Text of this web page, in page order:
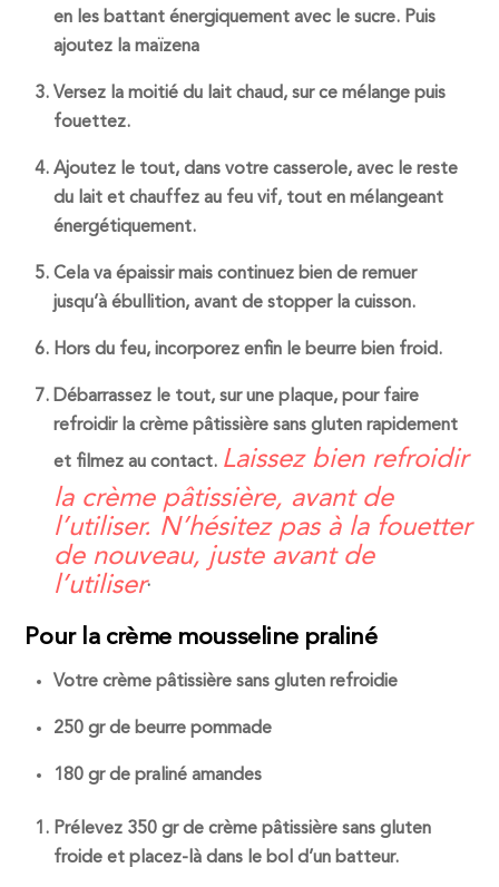
en les battant énergiquement avec le sucre. Puis
ajoutez la maïzena
Versez la moitié du lait chaud, sur ce mélange puis
fouettez.
Ajoutez le tout, dans votre casserole, avec le reste
du lait et chauffez au feu vif, tout en mélangeant
énergétiquement.
Cela va épaissir mais continuez bien de remuer
jusqu’à ébullition, avant de stopper la cuisson.
Hors du feu, incorporez enfin le beurre bien froid.
Débarrassez le tout, sur une plaque, pour faire
refroidir la crème pâtissière sans gluten rapidement
et filmez au contact. Laissez bien refroidir
la crème pâtissière, avant de
l’utiliser. N’hésitez pas à la fouetter
de nouveau, juste avant de
l’utiliser.
Pour la crème mousseline praliné
Votre crème pâtissière sans gluten refroidie
250 gr de beurre pommade
180 gr de praliné amandes
Prélevez 350 gr de crème pâtissière sans gluten
froide et placez-là dans le bol d’un batteur.